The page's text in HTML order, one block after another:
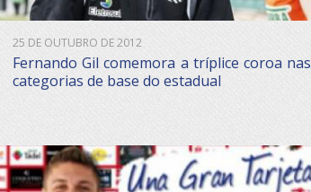
25 DE OUTUBRO DE 2012
Fernando Gil comemora a tríplice coroa nas
categorias de base do estadual